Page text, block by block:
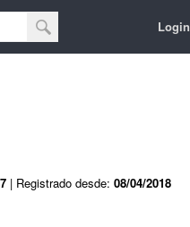
Login
7 | Registrado desde: 08/04/2018